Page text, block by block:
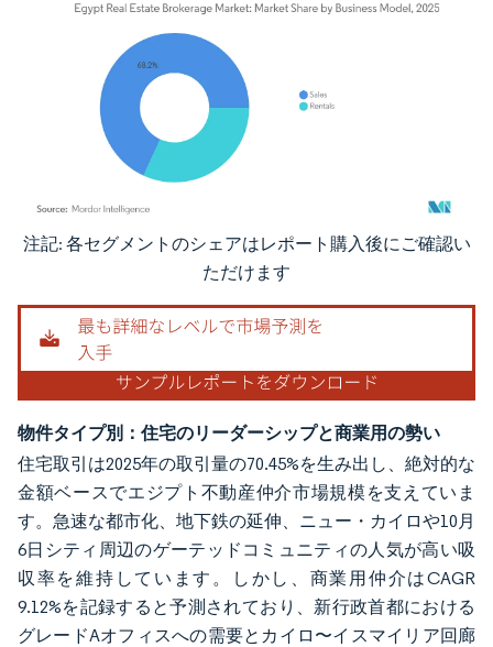
画像 © Mordor Intelligence。再利用にはCC BY 4.0の表示が必要です。
注記: 各セグメントのシェアはレポート購入後にご確認い
ただけます
物件タイプ別：住宅のリーダーシップと商業用の勢い
住宅取引は2025年の取引量の70.45%を生み出し、絶対的な
金額ベースでエジプト不動産仲介市場規模を支えていま
す。急速な都市化、地下鉄の延伸、ニュー・カイロや10月
6日シティ周辺のゲーテッドコミュニティの人気が高い吸
収率を維持しています。しかし、商業用仲介はCAGR
9.12%を記録すると予測されており、新行政首都における
グレードAオフィスへの需要とカイロ〜イスマイリア回廊